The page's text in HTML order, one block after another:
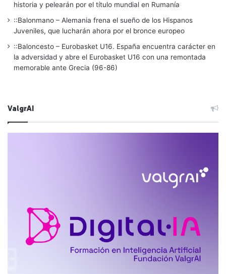
historia y pelearán por el título mundial en Rumanía
::Balonmano – Alemania frena el sueño de los Hispanos
Juveniles, que lucharán ahora por el bronce europeo
::Baloncesto – Eurobasket U16. España encuentra carácter en
la adversidad y abre el Eurobasket U16 con una remontada
memorable ante Grecia (96-86)
ValgrAI